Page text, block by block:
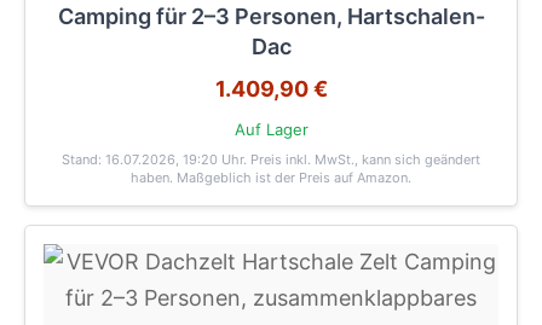
Camping für 2–3 Personen, Hartschalen-
Dac
1.409,90 €
Auf Lager
Stand: 16.07.2026, 19:20 Uhr. Preis inkl. MwSt., kann sich geändert
haben. Maßgeblich ist der Preis auf Amazon.